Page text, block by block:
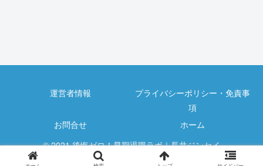
運営者情報
プライバシーポリシー・免責事
項
お問合せ
ホーム
© 2021 後悔ゼロ！早期退職ラボ｜長井ジンセイ